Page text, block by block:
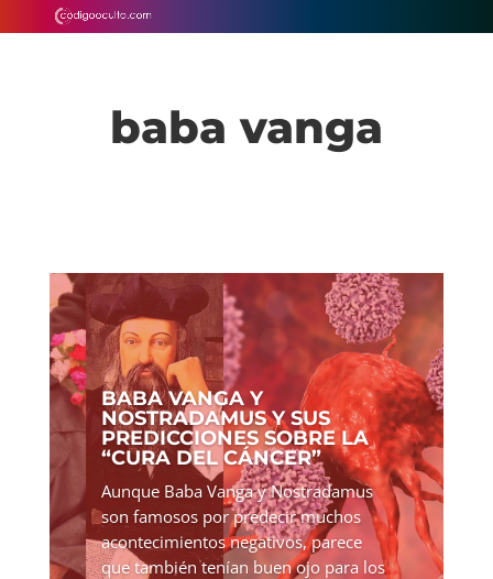
baba vanga
BABA VANGA Y
NOSTRADAMUS Y SUS
PREDICCIONES SOBRE LA
“CURA DEL CÁNCER”
Aunque Baba Vanga y Nostradamus
son famosos por predecir muchos
acontecimientos negativos, parece
que también tenían buen ojo para los